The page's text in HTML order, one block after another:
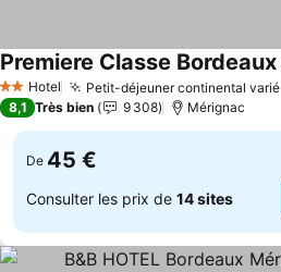
2 Étoiles
Hotel Petit-déjeuner continental varié
8,1 Très bien 9 308 Mérignac
De 45 €
Consulter les prix de 14 sites